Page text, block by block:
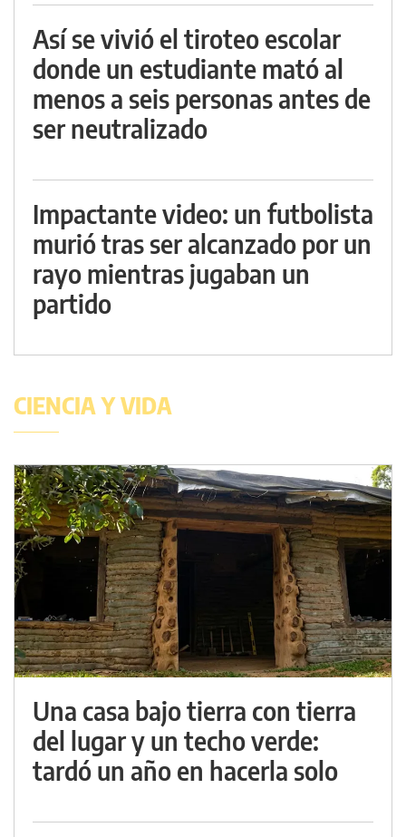
Así se vivió el tiroteo escolar
donde un estudiante mató al
menos a seis personas antes de
ser neutralizado
Impactante video: un futbolista
murió tras ser alcanzado por un
rayo mientras jugaban un
partido
CIENCIA Y VIDA
Una casa bajo tierra con tierra
del lugar y un techo verde:
tardó un año en hacerla solo